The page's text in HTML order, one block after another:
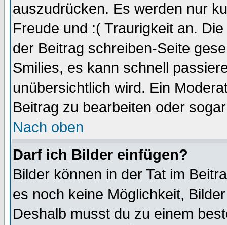
auszudrücken. Es werden nur
Freude und :( Traurigkeit an.
der Beitrag schreiben-Seite
Smilies, es kann schnell
unübersichtlich wird. Ein
Beitrag zu bearbeiten oder
Nach oben
Darf ich Bilder einfügen?
Bilder können in der Tat im
es noch keine Möglichkeit,
Deshalb musst du zu einem